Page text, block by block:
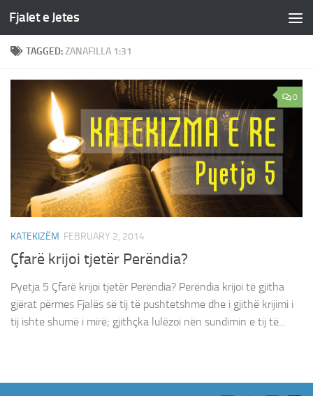
Skip to content
Fjalet e Jetes
TAGGED:ZANAFILLA 1:31
0
KATEKIZËM FEBRUARY 2, 2014
Çfarë krijoi tjetër Perëndia?
Pyetja 5 Çfarë krijoi tjetër Perëndia? Perëndia krijoi të gjitha
gjërat përmes Fjalës së tij të pushtetshme dhe i gjithë krijimi i
tij ishte shumë i mirë; gjithçka lulëzoi nën sundimin e tij të...